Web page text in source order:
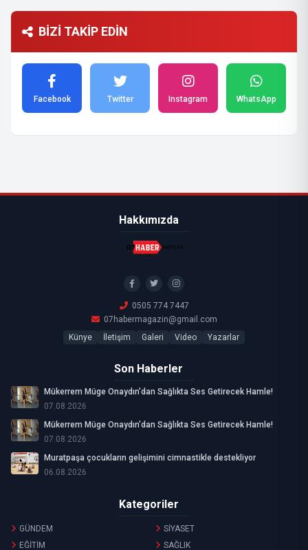
BİZİ TAKİP EDİN
Facebook Twitter Instagram WhatsApp
Hakkımızda
0505 774 7447
07habermagazin@gmail.com
Künye
İletişim Galeri Video Yazarlar
Son Haberler
Mükerrem Müge Onaydın'dan Sağlıkta Ses Getirecek Hamle!
07.08.2026
Mükerrem Müge Onaydın'dan Sağlıkta Ses Getirecek Hamle!
07.08.2026
Muratpaşa çocukların gelişimini cimnastikle destekliyor
06.08.2026
Kategoriler
GÜNDEM
SİYASET
EĞİTİM
SAĞLIK